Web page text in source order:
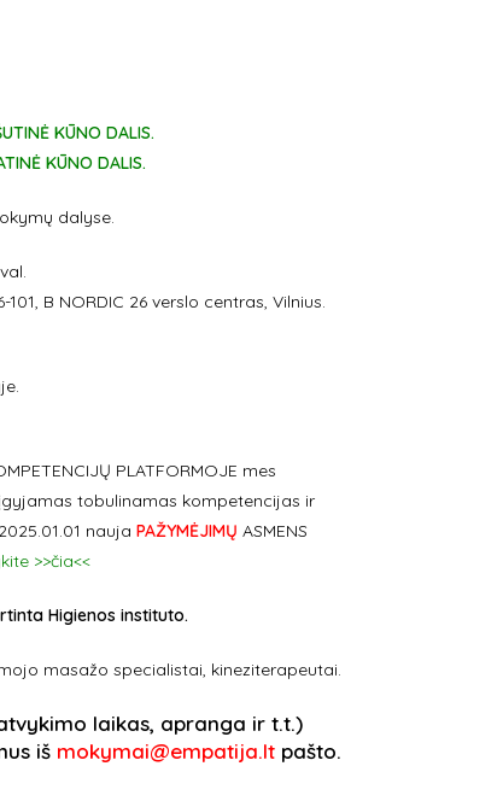
KŪNO DALIS.
KŪNO DALIS.
dalyse.
B NORDIC 26 verslo centras, Vilnius.
PLATFORMOJE mes
tobulinamas kompetencijas ir
nauja PAŽYMĖJIMŲ ASMENS
>>čia<<
Higienos instituto.
masažo specialistai, kineziterapeutai.
laikas, apranga ir t.t.)
iš mokymai@empatija.ltpašto.